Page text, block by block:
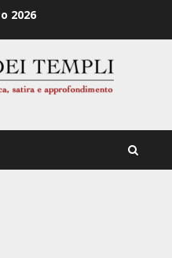
2026